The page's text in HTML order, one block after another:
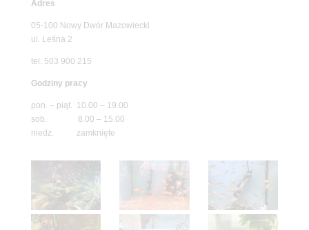
Adres
05-100 Nowy Dwór Mazowiecki
ul. Leśna 2
tel. 503 900 215
Godziny pracy
pon. – piąt. 10.00 – 19.00
sob. 8.00 – 15.00
niedz. zamknięte